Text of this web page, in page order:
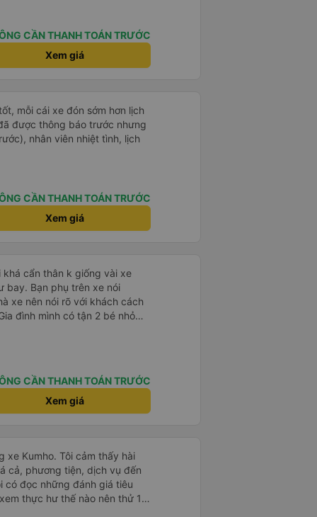
khác ở Việt Nam! Không quá
dễ ngủ. Tôi rất vui vì đã đặt
trên GPS và biển số xe vì tôi
xe để tìm thấy nó, đây là vấn
CẦN THANH TOÁN TRƯỚC
Xem giá
mỗi cái xe đón sớm hơn lịch
được thông báo trước nhưng
nhân viên nhiệt tình, lịch
CẦN THANH TOÁN TRƯỚC
Xem giá
cẩn thân k giống vài xe
bay. Bạn phụ trên xe nói
xe nên nói rõ với khách cách
đình mình có tận 2 bé nhỏ
bị xoay vòng vòng đi bộ đến
é 🥲 còn lại 10 đỉm
CẦN THANH TOÁN TRƯỚC
Xem giá
xe Kumho. Tôi cảm thấy hài
cả, phương tiện, dịch vụ đến
có đọc những đánh giá tiêu
thực hư thế nào nên thử 1